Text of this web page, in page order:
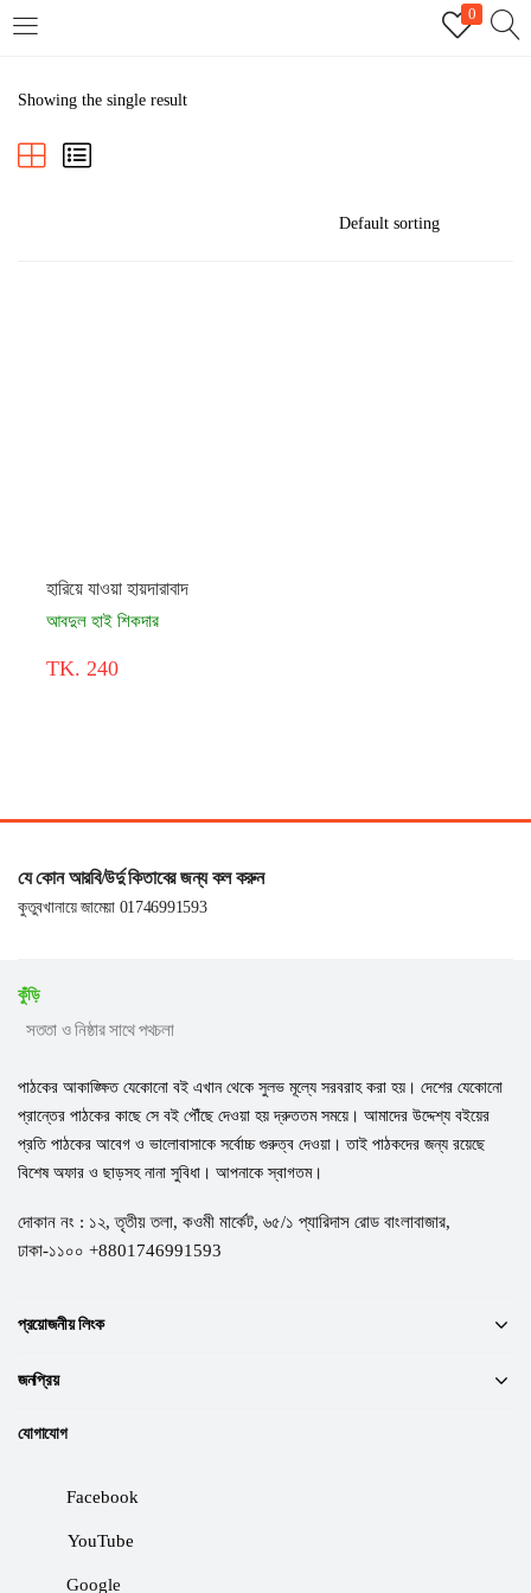
0
REGISTER
Showing the single result
হারিয়ে যাওয়া হায়দারাবাদ
আবদুল হাই শিকদার
TK. 240
যে কোন আরবি/উর্দু কিতাবের জন্য কল করুন
কুতুবখানায়ে জামেয়া 01746991593
কুঁড়ি
সততা ও নিষ্ঠার সাথে পথচলা
পাঠকের আকাঙ্ক্ষিত যেকোনো বই এখান থেকে সুলভ মূল্যে সরবরাহ করা হয়। দেশের যেকোনো
প্রান্তের পাঠকের কাছে সে বই পৌঁছে দেওয়া হয় দ্রুততম সময়ে। আমাদের উদ্দেশ্য বইয়ের
প্রতি পাঠকের আবেগ ও ভালোবাসাকে সর্বোচ্চ গুরুত্ব দেওয়া। তাই পাঠকদের জন্য রয়েছে
বিশেষ অফার ও ছাড়সহ নানা সুবিধা। আপনাকে স্বাগতম।
দোকান নং : ১২, তৃতীয় তলা, কওমী মার্কেট, ৬৫/১ প্যারিদাস রোড বাংলাবাজার,
ঢাকা-১১০০ +8801746991593
প্রয়োজনীয় লিংক
জনপ্রিয়
যোগাযোগ
Facebook
YouTube
Google